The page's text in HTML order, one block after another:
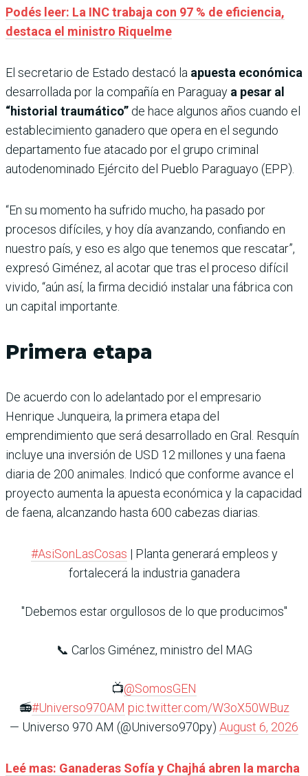
Podés leer: La INC trabaja con 97 % de eficiencia,
destaca el ministro Riquelme
El secretario de Estado destacó la apuesta económica
desarrollada por la compañía en Paraguay a pesar al
“historial traumático” de hace algunos años cuando el
establecimiento ganadero que opera en el segundo
departamento fue atacado por el grupo criminal
autodenominado Ejército del Pueblo Paraguayo (EPP).
“En su momento ha sufrido mucho, ha pasado por
procesos difíciles, y hoy día avanzando, confiando en
nuestro país, y eso es algo que tenemos que rescatar”,
expresó Giménez, al acotar que tras el proceso difícil
vivido, “aún así, la firma decidió instalar una fábrica con
un capital importante.
Primera etapa
De acuerdo con lo adelantado por el empresario
Henrique Junqueira, la primera etapa del
emprendimiento que será desarrollado en Gral. Resquín
incluye una inversión de USD 12 millones y una faena
diaria de 200 animales. Indicó que conforme avance el
proyecto aumenta la apuesta económica y la capacidad
de faena, alcanzando hasta 600 cabezas diarias.
#AsiSonLasCosas | Planta generará empleos y
fortalecerá la industria ganadera
"Debemos estar orgullosos de lo que producimos"
📞 Carlos Giménez, ministro del MAG
📺@SomosGEN
📻#Universo970AM pic.twitter.com/W3oX50WBuz
— Universo 970 AM (@Universo970py) August 6, 2026
Leé mas: Ganaderas Sofía y Chajhá abren la marcha